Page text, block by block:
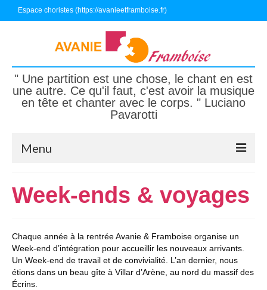
Espace choristes (https://avanieetframboise.fr)
" Une partition est une chose, le chant en est
une autre. Ce qu'il faut, c'est avoir la musique
en tête et chanter avec le corps. " Luciano
Pavarotti
Menu
Nous connaître
Nous rejoindre
Nous contacter
Week-ends & voyages
Chaque année à la rentrée Avanie & Framboise organise un
Week-end d’intégration pour accueillir les nouveaux arrivants.
Un Week-end de travail et de convivialité. L’an dernier, nous
étions dans un beau gîte à Villar d’Arène, au nord du massif des
Écrins.